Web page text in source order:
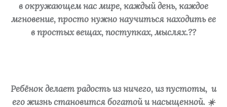
в окружающем нас мире, каждый день, каждое
мгновение, просто нужно научиться находить ее
в простых вещах, поступках, мыслях.??
Ребёнок делает радость из ничего, из пустоты, и
его жизнь становится богатой и насыщенной. ☀️